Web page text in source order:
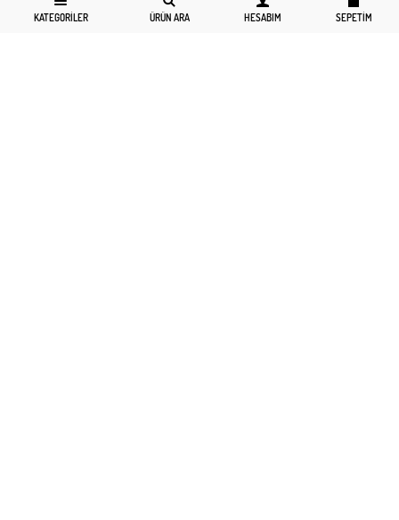
KATEGORILER ÜRÜN ARA HESABIM SEPETIM